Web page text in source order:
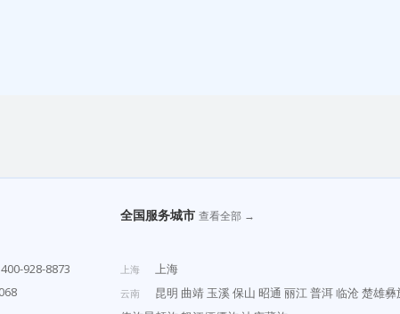
400-928-8873
全国服务城市 查看全部 →
上海 上海
云南 昆明 曲靖 玉溪保山 昭通 丽江普洱临沧楚雄彝